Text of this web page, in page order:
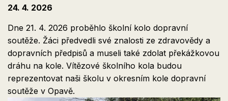
24. 4. 2026
Dne 21. 4. 2026 proběhlo školní kolo dopravní
soutěže. Žáci předvedli své znalosti ze zdravovědy a
dopravních předpisů a museli také zdolat překážkovou
dráhu na kole. Vítězové školního kola budou
reprezentovat naši školu v okresním kole dopravní
soutěže v Opavě.